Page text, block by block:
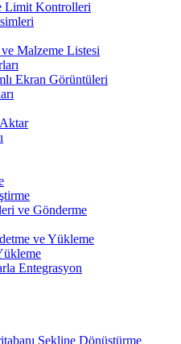
Limit Kontrolleri
Malzeme Listesi
Ekran Görüntüleri
ve Gönderme
ve Yükleme
Entegrasyon
Şekline Dönüştürme